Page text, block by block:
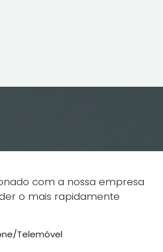
com a nossa empresa
o mais rapidamente
Telemóvel